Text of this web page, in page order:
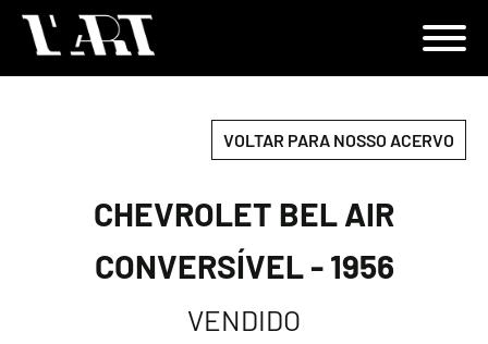
VOLTAR PARA NOSSO ACERVO
CHEVROLET BEL AIR
CONVERSÍVEL - 1956
VENDIDO